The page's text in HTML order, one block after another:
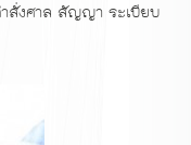
ำสั่งศาล สัญญา ระเบียบ